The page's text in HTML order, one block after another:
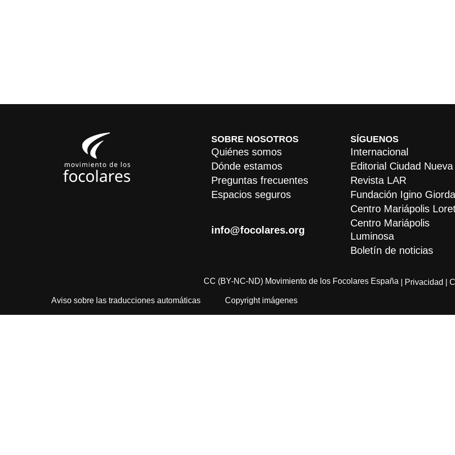
SOBRE NOSOTROS
Quiénes somos
Dónde estamos
Preguntas frecuentes
Espacios seguros
info@focolares.org
SÍGUENOS
Internacional
Editorial Ciudad Nueva
Revista LAR
Fundación Igino
Centro Mariápolis
Centro Mariápolis
Luminosa
Boletín de noticias
CC (BY-NC-ND) Movimiento de los Focolares España | Privacidad |
Aviso sobre las traducciones automáticas Copyright imágenes